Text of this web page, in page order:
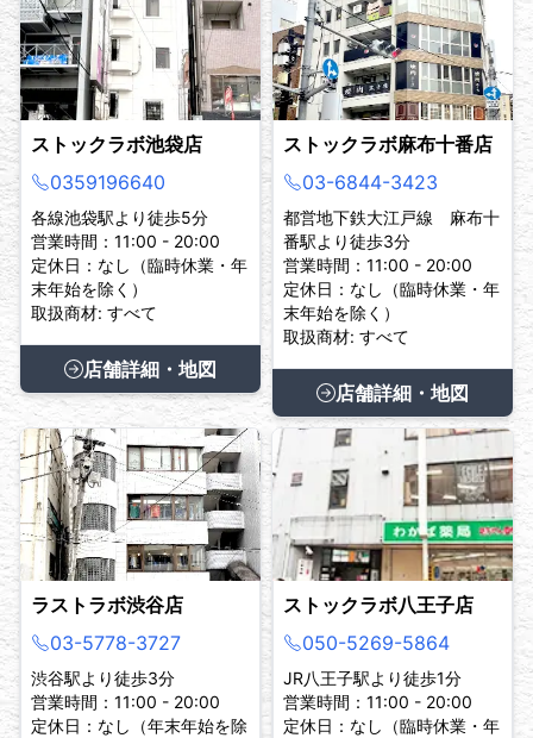
ストックラボ池袋店
0359196640
各線池袋駅より徒歩5分
営業時間：11:00 - 20:00
定休日：なし（臨時休業・年
末年始を除く）
取扱商材: すべて
店舗詳細・地図
ストックラボ麻布十番店
03-6844-3423
都営地下鉄大江戸線 麻布十
番駅より徒歩3分
営業時間：11:00 - 20:00
定休日：なし（臨時休業・年
末年始を除く）
取扱商材: すべて
店舗詳細・地図
ラストラボ渋谷店
03-5778-3727
渋谷駅より徒歩3分
営業時間：11:00 - 20:00
定休日：なし（年末年始を除
ストックラボ八王子店
050-5269-5864
JR八王子駅より徒歩1分
営業時間：11:00 - 20:00
定休日：なし（臨時休業・年